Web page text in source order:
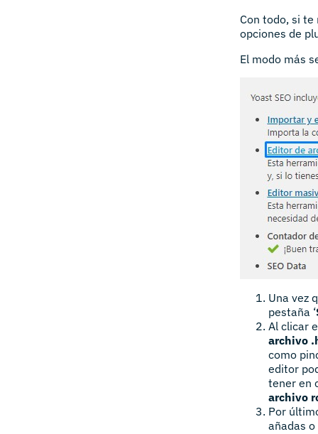
Con todo, si
opciones de
El modo más
Una vez
pestaña ‘
Al clicar
archivo
como
editor
tener en
archivo
Por
añadas